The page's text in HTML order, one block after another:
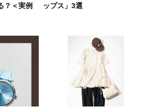
の夏通勤はこれ１着！「きちんと感」も
ャレ40代の【ワンピ＆オールインワン】最
こなし3選。地味見え回避のコツは「バッグ
」！
？＜実例
ップス」3選